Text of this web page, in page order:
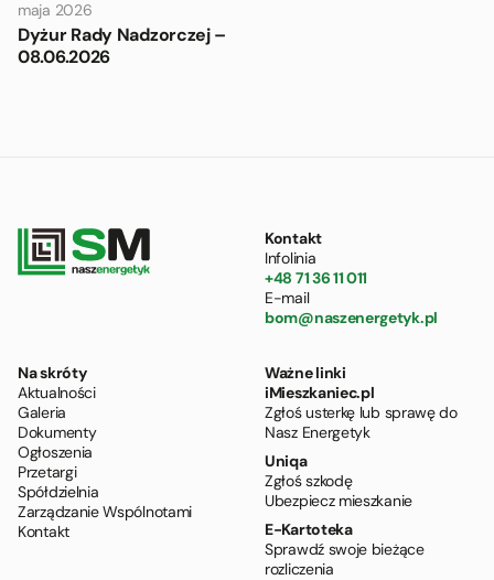
maja 2026
Dyżur Rady Nadzorczej –
08.06.2026
Kontakt
Infolinia
+48 71 36 11 011
E-mail
bom@naszenergetyk.pl
Na skróty
Aktualności
Galeria
Dokumenty
Ogłoszenia
Przetargi
Spółdzielnia
Zarządzanie Wspólnotami
Kontakt
Ważne linki
iMieszkaniec.pl
Zgłoś usterkę lub sprawę do
Nasz Energetyk
Uniqa
Zgłoś szkodę
Ubezpiecz mieszkanie
E-Kartoteka
Sprawdź swoje bieżące
rozliczenia